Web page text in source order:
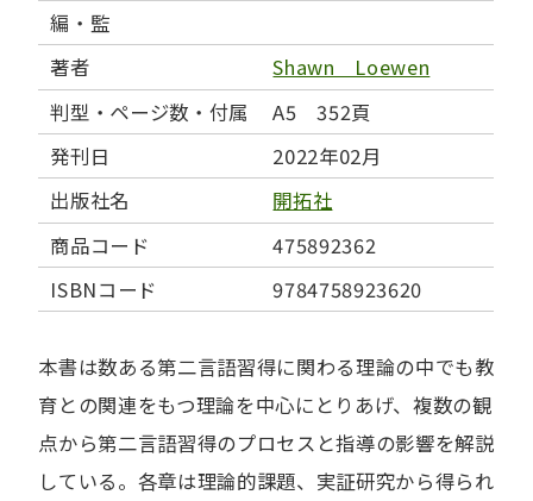
編・監
著者
Shawn Loewen
判型・ページ数・付属
A5 352頁
発刊日
2022年02月
出版社名
開拓社
商品コード
475892362
ISBNコード
9784758923620
本書は数ある第二言語習得に関わる理論の中でも教
育との関連をもつ理論を中心にとりあげ、複数の観
点から第二言語習得のプロセスと指導の影響を解説
している。各章は理論的課題、実証研究から得られ